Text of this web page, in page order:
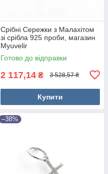
Срібні Сережки з Малахітом
зі срібла 925 проби, магазин
Myuvelir
Готово до відправки
2 117,14 ₴ 3 528,57 ₴
Купити
–38%